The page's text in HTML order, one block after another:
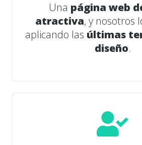
Una página web
atractiva, y nosotros
aplicando las últimas
diseño.